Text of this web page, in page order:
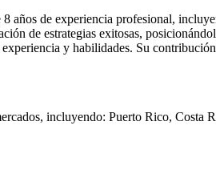
años de experiencia profesional,
de estrategias exitosas,
y habilidades. Su
incluyendo: Puerto Rico,